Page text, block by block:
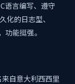
语言编写、遵守
化的日志型、
能挺强。
自意大利西西里